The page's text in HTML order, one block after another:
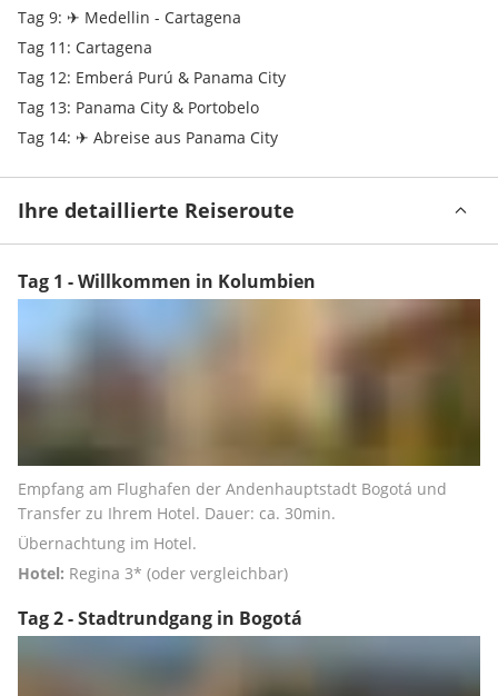
Tag 9: ✈ Medellin - Cartagena
Tag 11: Cartagena
Tag 12: Emberá Purú & Panama City
Tag 13: Panama City & Portobelo
Tag 14: ✈ Abreise aus Panama City
Ihre detaillierte Reiseroute
Tag 1 - Willkommen in Kolumbien
Empfang am Flughafen der Andenhauptstadt Bogotá und
Transfer zu Ihrem Hotel. Dauer: ca. 30min.
Übernachtung im Hotel.
Hotel: Regina 3* (oder vergleichbar)
Tag 2 - Stadtrundgang in Bogotá